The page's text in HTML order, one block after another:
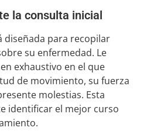
la consulta inicial
diseñada para recopilar
su enfermedad. Le
exhaustivo en el que
de movimiento, su fuerza
molestias. Esta
identificar el mejor curso